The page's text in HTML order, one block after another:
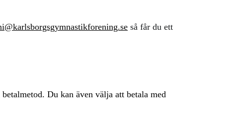
så får du ett
Du kan även välja att betala med